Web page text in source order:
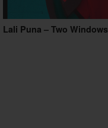
Lali Puna – Two Windows